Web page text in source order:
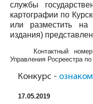
службы
картографии по
или разместить
издания)
Контактный
Управления Росреестра
Конкурс -
17.05.2019